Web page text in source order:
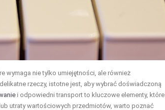
wymaga nie tylko umiejętności, ale również
rzeczy, istotne jest, aby wybrać doświadczoną
i odpowiedni transport to kluczowe elementy, które
utraty wartościowych przedmiotów, warto poznać